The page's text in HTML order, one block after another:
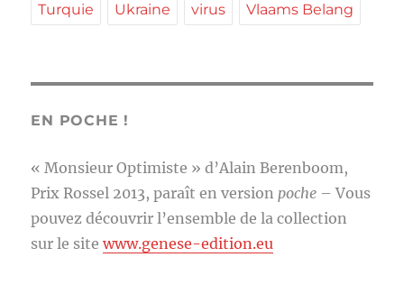
Turquie Ukraine virus Vlaams Belang
EN POCHE !
« Monsieur Optimiste » d’Alain Berenboom,
Prix Rossel 2013, paraît en version poche – Vous
pouvez découvrir l’ensemble de la collection
sur le sitewww.genese-edition.eu